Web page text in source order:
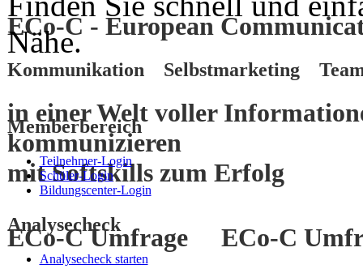
ECo-C - European
Kommunikation Selbstmarketing
in einer Welt voller
kommunizieren
mitSoftskillszum Erfolg
ECo-C Umfrage ECo-C
Nähe.
Memberbereich
Teilnehmer-Login
Schüler-Login
Bildungscenter-Login
Analysecheck
Analysecheck starten